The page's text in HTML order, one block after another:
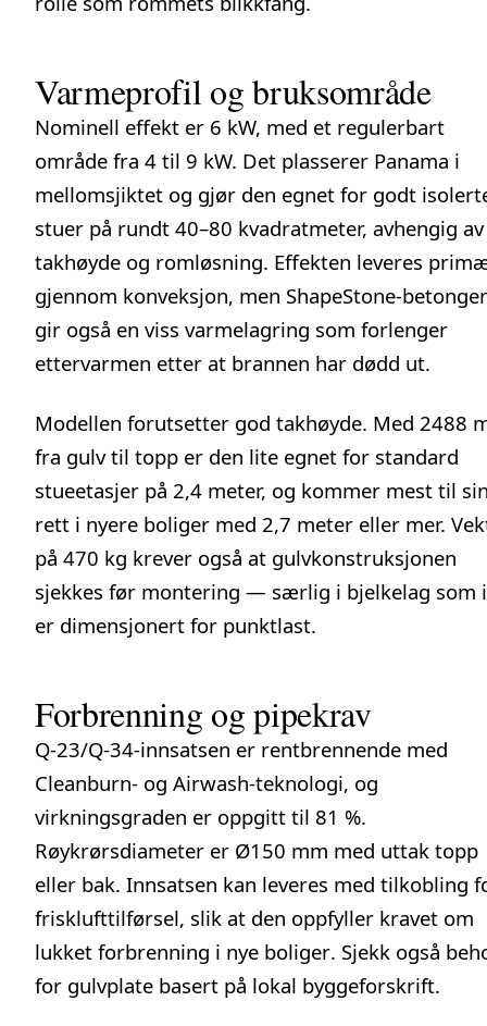
Varmeprofil og bruksområde
Nominell effekt er 6 kW, med et regulerbart
område fra 4 til 9 kW. Det plasserer Panama i
mellomsjiktet og gjør den egnet for godt
stuer på rundt 40–80 kvadratmeter, avhengig av
takhøyde og romløsning. Effekten leveres
gjennom konveksjon, men ShapeStone-
gir også en viss varmelagring som forlenger
ettervarmen etter at brannen har dødd ut.
Modellen forutsetter god takhøyde. Med 2488
fra gulv til topp er den lite egnet for standard
stueetasjer på 2,4 meter, og kommer mest til
rett i nyere boliger med 2,7 meter eller mer.
på 470 kg krever også at gulvkonstruksjonen
sjekkes før montering — særlig i bjelkelag som
er dimensjonert for punktlast.
Forbrenning og pipekrav
Q-23/Q-34-innsatsen er rentbrennende med
Cleanburn- og Airwash-teknologi, og
virkningsgraden er oppgitt til 81 %.
Røykrørsdiameter er Ø150 mm med uttak topp
eller bak. Innsatsen kan leveres med tilkobling
frisklufttilførsel, slik at den oppfyller kravet om
lukket forbrenning i nye boliger. Sjekk også
for gulvplate basert på lokal byggeforskrift.